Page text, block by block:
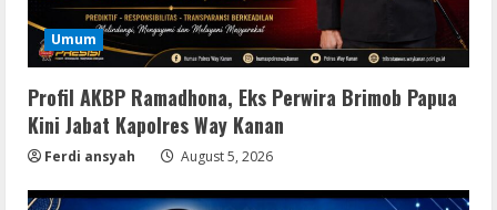
Umum
Profil AKBP Ramadhona, Eks Perwira Brimob Papua
Kini Jabat Kapolres Way Kanan
Ferdi ansyah August 5, 2026